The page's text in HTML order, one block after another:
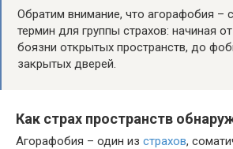
Обратим внимание, что агорафобия –
термин для группы страхов: начиная
боязни открытых пространств, до
закрытых дверей.
Как страх пространств
Агорафобия – один из страхов,